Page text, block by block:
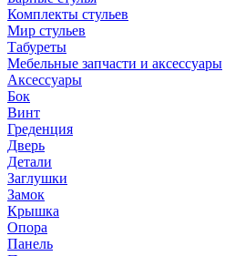
Комплекты стульев
Мир стульев
Табуреты
Мебельные запчасти и аксессуары
Аксессуары
Бок
Винт
Греденция
Дверь
Детали
Заглушки
Замок
Крышка
Опора
Панель